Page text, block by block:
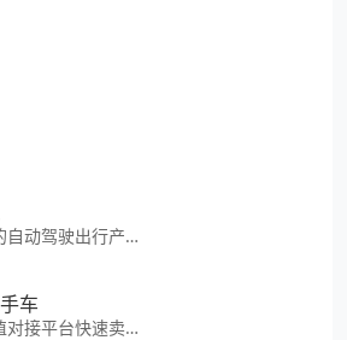
百度旗下的自动驾驶出行产品
车
二手车估值对接平台快速卖车